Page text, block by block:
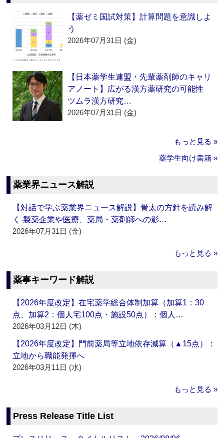
【薬ゼミ国試対策】計算問題を意識しよ
う
2026年07月31日 (金)
【日本薬学生連盟・先輩薬剤師のキャリ
アノート】広がる漢方薬研究の可能性
ツムラ漢方研究…
2026年07月31日 (金)
もっと見る »
薬学生向け書籍 »
薬業界ニュース解説
【対話で学ぶ薬業界ニュース解説】骨太の方針を読み解
く‐製薬企業や医療、薬局・薬剤師への影…
2026年07月31日 (金)
もっと見る »
薬事キーワード解説
【2026年度改定】在宅薬学総合体制加算（加算1：30
点、加算2：個人宅100点・施設50点）：個人…
2026年03月12日 (木)
【2026年度改定】門前薬局等立地依存減算（▲15点）：
立地から職能発揮へ
2026年03月11日 (水)
もっと見る »
Press Release Title List